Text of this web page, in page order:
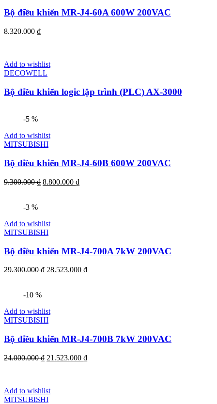
Bộ điều khiển MR-J4-60A 600W 200VAC
8.320.000 ₫
Add to wishlist
DECOWELL
Bộ điều khiển logic lập trình (PLC) AX-3000
-5 %
Add to wishlist
MITSUBISHI
Bộ điều khiển MR-J4-60B 600W 200VAC
9.300.000₫ 8.800.000 ₫
-3 %
Add to wishlist
MITSUBISHI
Bộ điều khiển MR-J4-700A 7kW 200VAC
29.300.000₫ 28.523.000 ₫
-10 %
Add to wishlist
MITSUBISHI
Bộ điều khiển MR-J4-700B 7kW 200VAC
24.000.000₫ 21.523.000 ₫
Add to wishlist
MITSUBISHI